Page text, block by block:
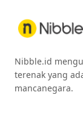
Nibble.id
terenak yang
mancanegara.